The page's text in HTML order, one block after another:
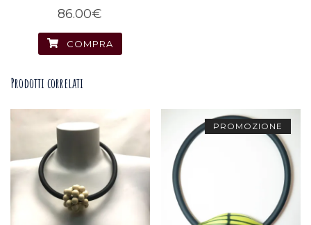
86.00€
COMPRA
Prodotti correlati
PROMOZIONE